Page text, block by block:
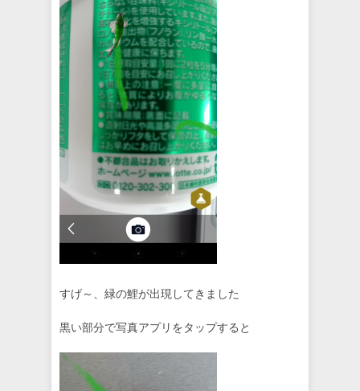
すげ～、緑の鯉が出現してきました
黒い部分で写真アプリをタップすると